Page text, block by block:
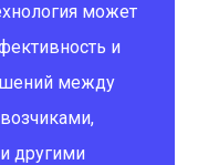
может
и
между
другими